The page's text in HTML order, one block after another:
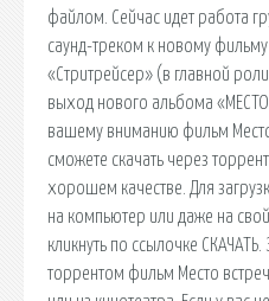
файлом. Сейчас идет работа
саунд-треком к новому
«Стритрейсер» (в главной
выход нового альбома «МЕСТО
вашему вниманию фильм
сможете скачать через
хорошем качестве. Для
на компьютер или даже на
кликнуть по ссылочке
торрентом фильм Место